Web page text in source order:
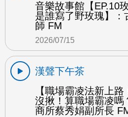
音樂故事館【EP.10
是誰寫了野玫瑰】：
師 FM
2026/07/15
漢聲下午茶
【職場霸凌法新上
沒揪！算職場霸凌嗎
商所蔡秀娟副所長